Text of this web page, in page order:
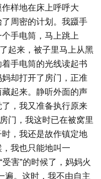
样地在床上呼呼大
周密的计划。我蹑手
手电筒，马上跳上
起来，被子里马上从黑
手电筒的光线读起书
却打开了房门，正准
起来。静听外面的声
，我又准备执行原来
门，我这时已在被窝里
，我还是故作镇定地
我也只能地叫一
害”的时候了，妈妈火
遍。这时，我不由自主